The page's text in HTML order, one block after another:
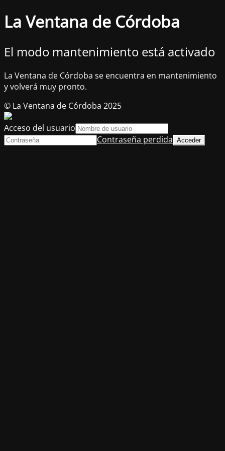
La Ventana de Córdoba
El modo mantenimiento está activado
La Ventana de Córdoba se encuentra en mantenimiento
y volverá muy pronto.
© La Ventana de Córdoba 2025
Acceso del usuario
Contraseña perdida